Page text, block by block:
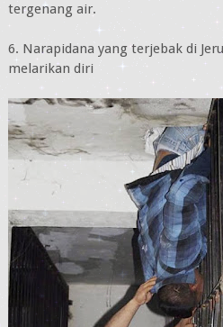
tergenang air.
6. Narapidana yang terjebak di
melarikan diri